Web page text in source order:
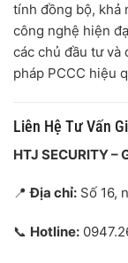
tính đồng bộ, khả
công nghệ hiện
các chủ đầu tư và
pháp PCCC hiệu
Liên Hệ Tư Vấn
HTJ SECURITY –
📍Địa chỉ: Số 16,
📞 Hotline: